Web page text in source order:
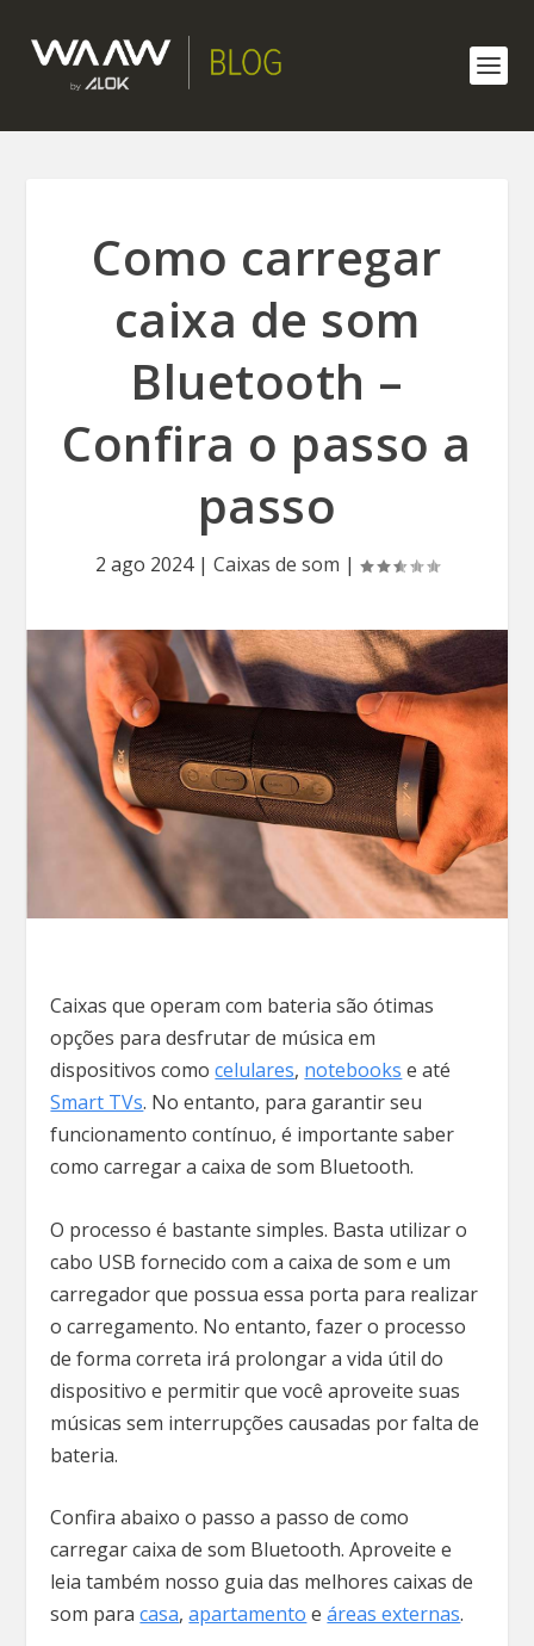
Como carregar
caixa de som
Bluetooth –
Confira o passo a
passo
2 ago 2024| Caixas de som |
Caixas que operam com bateria são ótimas
opções para desfrutar de música em
dispositivos comocelulares, notebooks e até
Smart TVs. No entanto, para garantir seu
funcionamento contínuo, é importante saber
como carregar a caixa de som Bluetooth.
O processo é bastante simples. Basta utilizar o
cabo USB fornecido com a caixa de som e um
carregador que possua essa porta para realizar
o carregamento. No entanto, fazer o processo
de forma correta irá prolongar a vida útil do
dispositivo e permitir que você aproveite suas
músicas sem interrupções causadas por falta de
bateria.
Confira abaixo o passo a passo de como
carregar caixa de som Bluetooth. Aproveite e
leia também nosso guia das melhores caixas de
som paracasa,apartamento eáreas externas.